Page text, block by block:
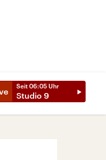
Seit 06:05 Uhr
Studio 9